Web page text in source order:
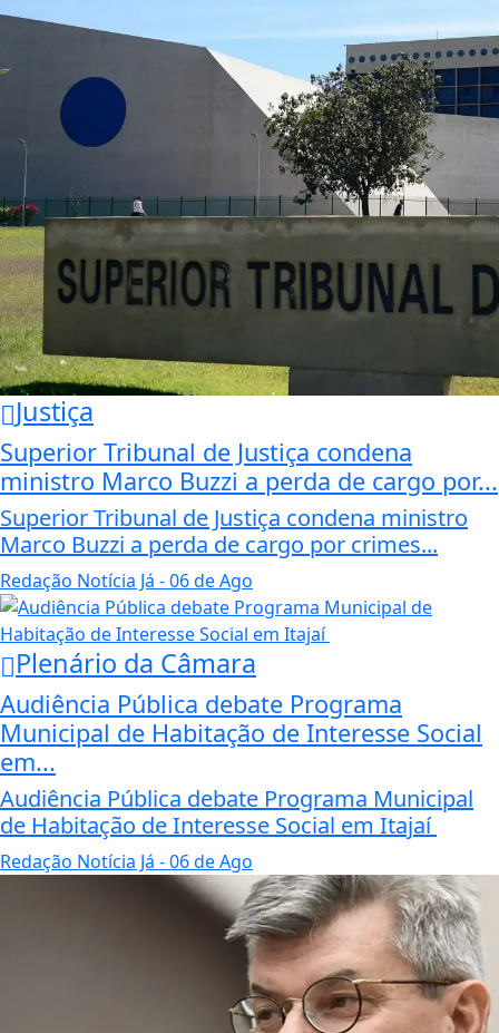
Justiça
Superior Tribunal de Justiça condena
ministro Marco Buzzi a perda de cargo por...
Superior Tribunal de Justiça condena ministro
Marco Buzzi a perda de cargo por crimes...
Redação Notícia Já - 06 de Ago
Plenário da Câmara
Audiência Pública debate Programa
Municipal de Habitação de Interesse Social
em...
Audiência Pública debate Programa Municipal
de Habitação de Interesse Social em Itajaí
Redação Notícia Já - 06 de Ago